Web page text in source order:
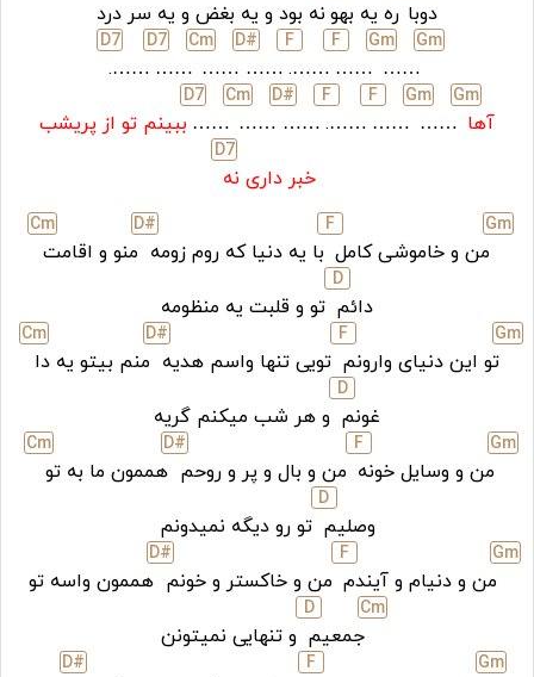
دوبا ره یه بهو نه بود و یه بغض و یه سر درد
Gm
……
Gm
……
F
…….
F
……
D#
……
Cm
……
D7
…….
D7
آها
Gm
……
Gm
……
F
…….
F
……
D#
……
Cm
……
D7
ببینم تو از پریشب
خبر داری نه
D7
Gm
من و خاموشی کامل
F
با یه دنیا که روم زومه
D#
منو و اقامت
Cm
دائم
D
تو و قلبت یه منظومه
Gm
تو این دنیای وارونم
F
تویی تنها واسم هدیه
D#
منم بیتو یه دا
Cm
غونم
D
و هر شب میکنم گریه
Gm
من و وسایل خونه
F
من و بال و پر و روحم
D#
هممون ما به تو
Cm
وصلیم
D
تو رو دیگه نمیدونم
Gm
من و دنیام و آیندم
F
من و خاکستر و خونم
D#
هممون واسه تو
Cm
جمعیم
D
و تنهایی نمیتونن
Gm
F
D#